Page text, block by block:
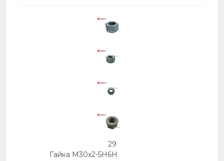
29
Гайка М30х2-5Н6Н